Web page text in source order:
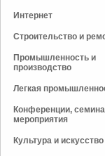
Интернет
Строительство и
Промышленность и
производство
Легкая
Конференции,
мероприятия
Культура и искусство